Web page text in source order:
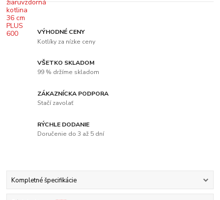
VÝHODNÉ CENY
Kotlíky za nízke ceny
VŠETKO SKLADOM
99 % držíme skladom
ZÁKAZNÍCKA PODPORA
Stačí zavolať
RÝCHLE DODANIE
Doručenie do 3 až 5 dní
Kompletné špecifikácie